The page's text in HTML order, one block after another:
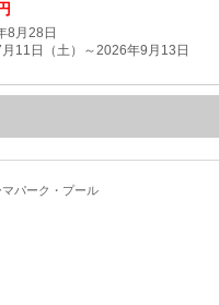
8月28日
11日（土）～2026年9月13日
パーク・プール